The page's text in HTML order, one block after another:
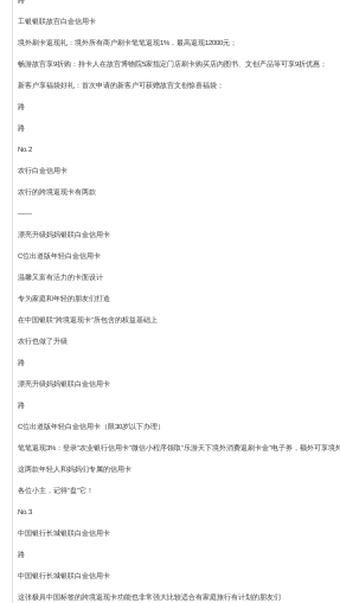
工银银联故宫白金信用卡
境外刷卡返现礼 ：境外所有商户刷卡笔笔返现1%，最高返现12000元；
畅游故宫享9折购 ：持卡人在故宫博物院5家指定门店刷卡购买店内图书、文创产品等可享9折优惠；
新客户享福袋好礼 ：首次申请的新客户可获赠故宫文创惊喜福袋；
路
路
No.2
农行白金信用卡
农行的跨境返现卡有两款
――
漂亮升级妈妈银联白金信用卡
C位出道版年轻白金信用卡
温馨又富有活力的卡面设计
专为家庭和年轻的朋友们打造
在中国银联“跨境返现卡”所包含的权益基础上
农行也做了升级
路
漂亮升级妈妈银联白金信用卡
路
C位出道版年轻白金信用卡（限30岁以下办理）
笔笔返现3%： 登录“农业银行信用卡”微信小程序领取“乐游天下境外消费返刷卡金”电子券，额外可享境
这两款年轻人和妈妈们专属的信用卡
各位小主，记得“盘”它！
No.3
中国银行长城银联白金信用卡
路
中国银行长城银联白金信用卡
这张极具中国标签的跨境返现卡功能也非常强大比较适合有家庭旅行有计划的朋友们